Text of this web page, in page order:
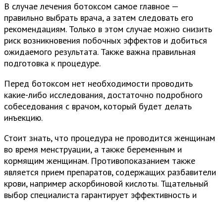
В случае лечения ботоксом самое главное —
правильно выбрать врача, а затем следовать его
рекомендациям. Только в этом случае можно снизить
риск возникновения побочных эффектов и добиться
ожидаемого результата. Также важна правильная
подготовка к процедуре.
Перед ботоксом нет необходимости проводить
какие-либо исследования, достаточно подробного
собеседования с врачом, который будет делать
инъекцию.
Стоит знать, что процедура не проводится женщинам
во время менструации, а также беременным и
кормящим женщинам. Противопоказанием также
является прием препаратов, содержащих разбавители
крови, например аскорбиновой кислоты. Тщательный
выбор специалиста гарантирует эффективность и